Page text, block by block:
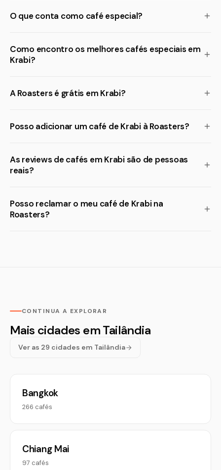
O que conta como café especial?
Como encontro os melhores cafés especiais em
Krabi?
A Roasters é grátis em Krabi?
Posso adicionar um café de Krabi à Roasters?
As reviews de cafés em Krabi são de pessoas
reais?
Posso reclamar o meu café de Krabi na
Roasters?
CONTINUA A EXPLORAR
Mais cidades em Tailândia
Ver as 29 cidades em Tailândia
Bangkok
266 cafés
Chiang Mai
97 cafés